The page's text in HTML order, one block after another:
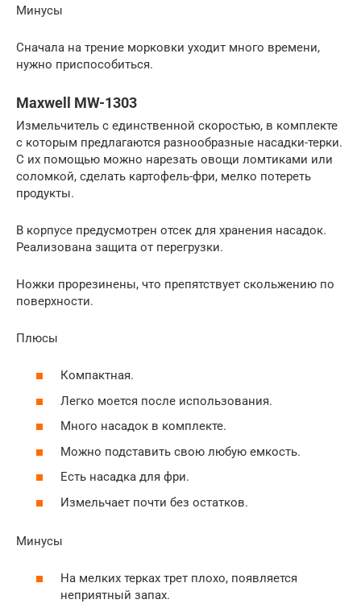
Минусы
Сначала на трение морковки уходит много времени,
нужно приспособиться.
Maxwell MW-1303
Измельчитель с единственной скоростью, в комплекте
с которым предлагаются разнообразные насадки-терки.
С их помощью можно нарезать овощи ломтиками или
соломкой, сделать картофель-фри, мелко потереть
продукты.
В корпусе предусмотрен отсек для хранения насадок.
Реализована защита от перегрузки.
Ножки прорезинены, что препятствует скольжению по
поверхности.
Плюсы
Компактная.
Легко моется после использования.
Много насадок в комплекте.
Можно подставить свою любую емкость.
Есть насадка для фри.
Измельчает почти без остатков.
Минусы
На мелких терках трет плохо, появляется
неприятный запах.